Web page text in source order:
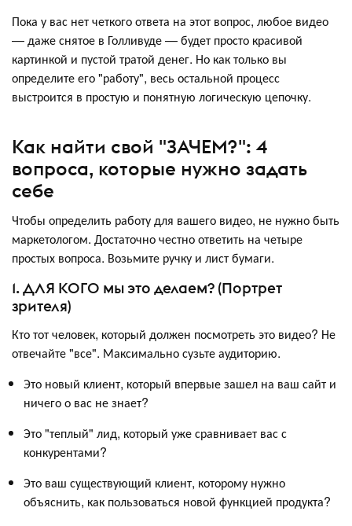
Пока у вас нет четкого ответа на этот вопрос, любое видео
— даже снятое в Голливуде — будет просто красивой
картинкой и пустой тратой денег. Но как только вы
определите его "работу", весь остальной процесс
выстроится в простую и понятную логическую цепочку.
Как найти свой "ЗАЧЕМ?": 4
вопроса, которые нужно задать
себе
Чтобы определить работу для вашего видео, не нужно быть
маркетологом. Достаточно честно ответить на четыре
простых вопроса. Возьмите ручку и лист бумаги.
1. ДЛЯ КОГО мы это делаем? (Портрет
зрителя)
Кто тот человек, который должен посмотреть это видео? Не
отвечайте "все". Максимально сузьте аудиторию.
Это новый клиент, который впервые зашел на ваш сайт и
ничего о вас не знает?
Это "теплый" лид, который уже сравнивает вас с
конкурентами?
Это ваш существующий клиент, которому нужно
объяснить, как пользоваться новой функцией продукта?